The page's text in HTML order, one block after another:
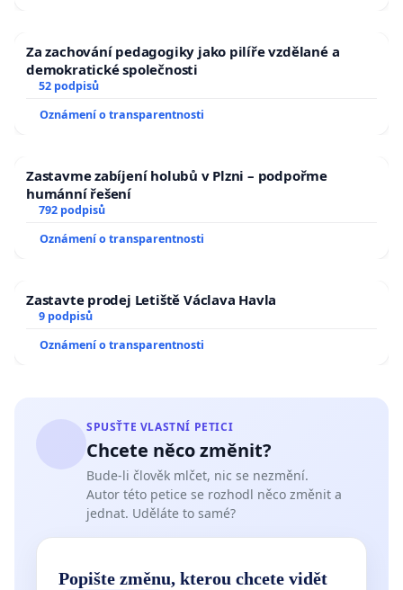
Za zachování pedagogiky jako pilíře vzdělané a
demokratické společnosti
52 podpisů
Oznámení o transparentnosti
Zastavme zabíjení holubů v Plzni – podpořme
humánní řešení
792 podpisů
Oznámení o transparentnosti
Zastavte prodej Letiště Václava Havla
9 podpisů
Oznámení o transparentnosti
SPUSŤTE VLASTNÍ PETICI
Chcete něco změnit?
Bude-li člověk mlčet, nic se nezmění.
Autor této petice se rozhodl něco změnit a
jednat. Uděláte to samé?
Popište změnu, kterou chcete vidět